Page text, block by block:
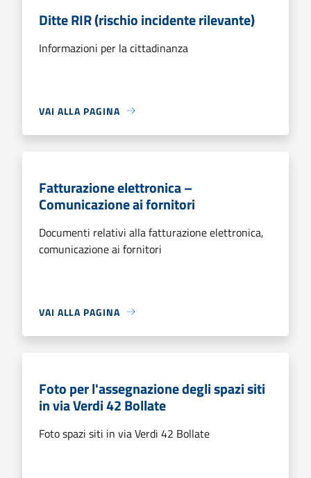
Ditte RIR (rischio incidente rilevante)
Informazioni per la cittadinanza
VAI ALLA PAGINA
Fatturazione elettronica –
Comunicazione ai fornitori
Documenti relativi alla fatturazione elettronica,
comunicazione ai fornitori
VAI ALLA PAGINA
Foto per l'assegnazione degli spazi siti
in via Verdi 42 Bollate
Foto spazi siti in via Verdi 42 Bollate